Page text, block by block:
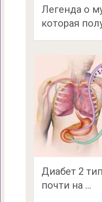
Легенда о
которая
Диабет 2
почти на …